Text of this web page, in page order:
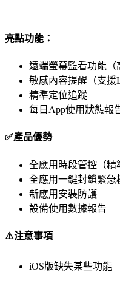
亮點功能：
遠端螢幕監看功能（
敏感內容提醒（支援
精準定位追蹤
每日App使用狀態報
✅產品優勢
全應用時段管控（精
全應用一鍵封鎖緊急
新應用安裝防護
設備使用數據報告
⚠️注意事項
iOS版缺失某些功能